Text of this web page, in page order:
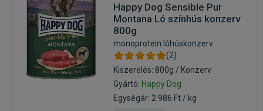
Happy Dog Sensible Pur
Montana Ló színhús konzerv
800g
monoprotein lóhúskonzerv
(2)
Kiszerelés: 800g / Konzerv
Gyártó: Happy Dog
Egységár: 2 986 Ft / kg